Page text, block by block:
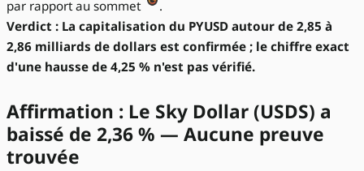
par rapport au sommet
.
Verdict : La capitalisation du PYUSD autour de 2,85 à
2,86 milliards de dollars est confirmée ; le chiffre exact
d'une hausse de 4,25 % n'est pas vérifié.
Affirmation : Le Sky Dollar (USDS) a
baissé de 2,36 % — Aucune preuve
trouvée